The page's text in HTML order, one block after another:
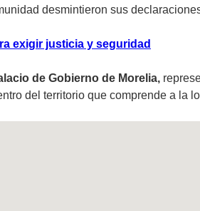
desmintieron sus
exigir justicia y seguridad
de Gobierno de Morelia,
del territorio que comprende a la